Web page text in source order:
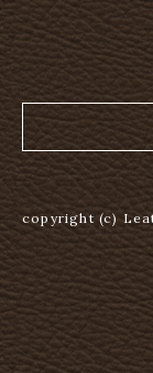
copyright (c)